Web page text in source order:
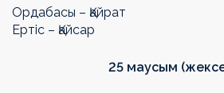
Ордабасы – Қайрат
Ертіс – Қайсар
25 маусым